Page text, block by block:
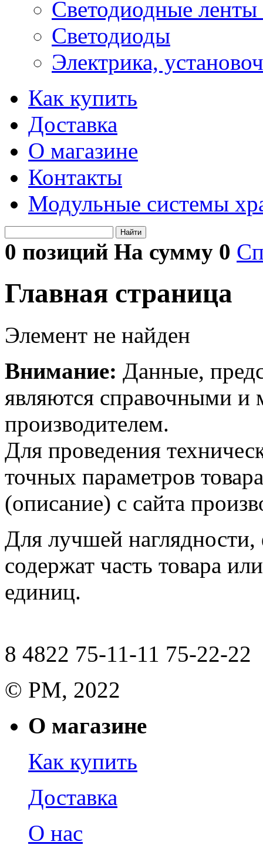
Светодиодные
Светодиоды
Электрика,
Как купить
Доставка
О магазине
Контакты
Модульные системы
Найти
0 позиций На сумму 0
Главная страница
Элемент не найден
Внимание: Данные,
являются справочными и
производителем.
Для проведения
точных параметров
(описание) с сайта
Для лучшей наглядности,
содержат часть товара
единиц.
8 4822 75-11-11 75-22-22
© РМ, 2022
О магазине
Как купить
Доставка
О нас